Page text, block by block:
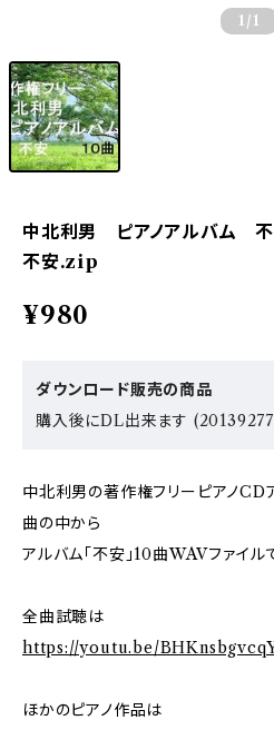
1 /1
中北利男 ピアノアルバム
不安.zip
¥980
ダウンロード販売の商品
購入後にDL出来ます
中北利男の著作権フリーピアノCD
曲の中から
アルバム「不安」10曲WAVファイル
全曲試聴は
https://youtu.be/
ほかのピアノ作品は